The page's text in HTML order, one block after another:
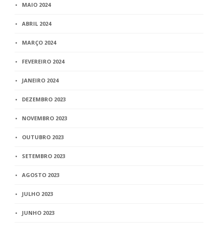
MAIO 2024
ABRIL 2024
MARÇO 2024
FEVEREIRO 2024
JANEIRO 2024
DEZEMBRO 2023
NOVEMBRO 2023
OUTUBRO 2023
SETEMBRO 2023
AGOSTO 2023
JULHO 2023
JUNHO 2023